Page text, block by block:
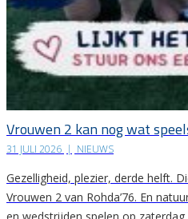
Vrouwen 2 kan nog wat
31 JULI 2026 | NIEUWS
Gezelligheid, plezier, derde helft.
Vrouwen 2 van Rohda’76. En